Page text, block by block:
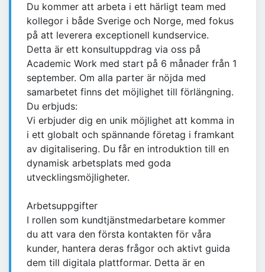
Du kommer att arbeta i ett härligt team med
kollegor i både Sverige och Norge, med fokus
på att leverera exceptionell kundservice.
Detta är ett konsultuppdrag via oss på
Academic Work med start på 6 månader från 1
september. Om alla parter är nöjda med
samarbetet finns det möjlighet till förlängning.
Du erbjuds:
Vi erbjuder dig en unik möjlighet att komma in
i ett globalt och spännande företag i framkant
av digitalisering. Du får en introduktion till en
dynamisk arbetsplats med goda
utvecklingsmöjligheter.
Arbetsuppgifter
I rollen som kundtjänstmedarbetare kommer
du att vara den första kontakten för våra
kunder, hantera deras frågor och aktivt guida
dem till digitala plattformar. Detta är en